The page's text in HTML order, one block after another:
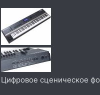
Цифровое сценическое